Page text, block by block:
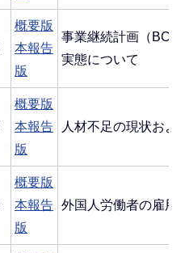
概要版
本報告
版
事業継続計画（BCP
実態について
概要版
本報告
版
人材不足の現状およ
概要版
本報告
版
外国人労働者の雇用